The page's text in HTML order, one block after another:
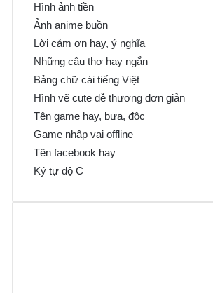
Hình ảnh tiền
Ảnh anime buồn
Lời cảm ơn hay, ý nghĩa
Những câu thơ hay ngắn
Bảng chữ cái tiếng Việt
Hình vẽ cute dễ thương đơn giản
Tên game hay, bựa, độc
Game nhập vai offline
Tên facebook hay
Ký tự độ C